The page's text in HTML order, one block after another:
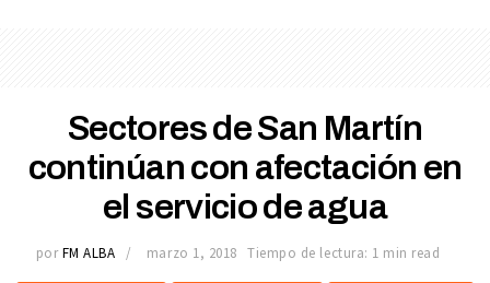
Sectores de San Martín
continúan con afectación en
el servicio de agua
por FM ALBA marzo 1, 2018 Tiempo de lectura: 1 min read